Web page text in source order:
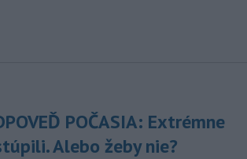
POČASIA: Extrémne
Alebo žeby nie?